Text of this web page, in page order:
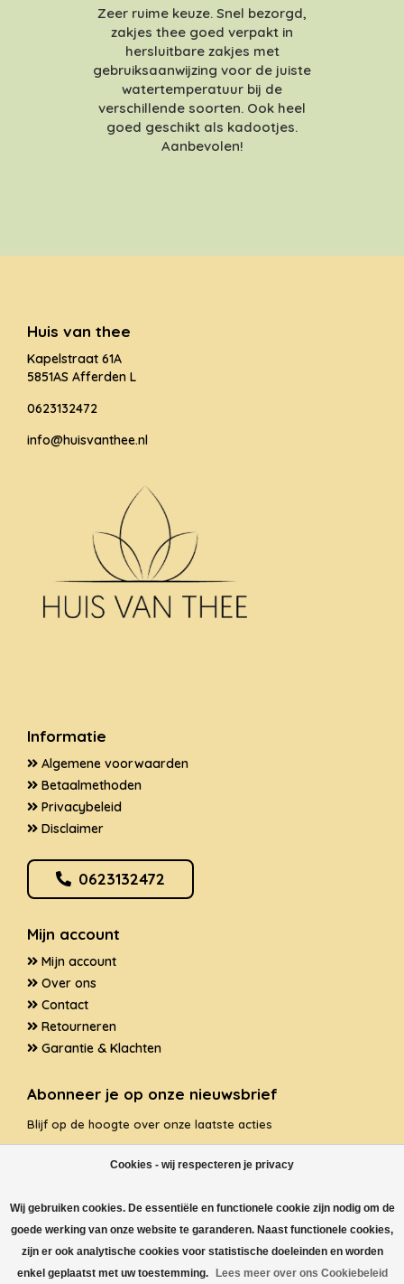
Cookies - wij respecteren je privacy
Wij gebruiken cookies. De essentiële en functionele cookie zijn nodig om de
goede werking van onze website te garanderen. Naast functionele cookies,
zijn er ook analytische cookies voor statistische doeleinden en worden
enkel geplaatst met uw toestemming.
Lees meer over ons Cookiebeleid
Zeer ruime keuze. Snel bezorgd,
zakjes thee goed verpakt in
hersluitbare zakjes met
gebruiksaanwijzing voor de juiste
watertemperatuur bij de
verschillende soorten. Ook heel
goed geschikt als kadootjes.
Aanbevolen!
Huis van thee
Kapelstraat 61A
5851AS Afferden L
0623132472
info@huisvanthee.nl
Informatie
Algemene voorwaarden
Betaalmethoden
Privacybeleid
Disclaimer
0623132472
Mijn account
Mijn account
Over ons
Contact
Retourneren
Garantie & Klachten
Abonneer je op onze nieuwsbrief
Blijf op de hoogte over onze laatste acties